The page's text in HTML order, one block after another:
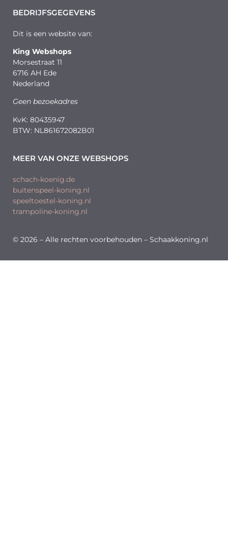
BEDRIJFSGEGEVENS
Dit is een website van:
King Webshops
Morsestraat 11
6716 AH Ede
Nederland
Geen bezoekadres
KvK: 80435947
BTW: NL861672082B01
MEER VAN ONZE WEBSHOPS
schach-koenig.de
buitenspeel-koning.nl
speeltoestel-koning.nl
trampoline-koning.nl
© 2026 – Alle rechten voorbehouden – Schaakkoning.nl